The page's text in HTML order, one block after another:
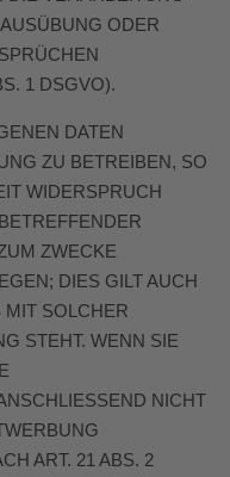
ODER
1 DSGVO).
DATEN
ZU BETREIBEN, SO
WIDERSPRUCH
ZWECKE
DIES GILT AUCH
MIT SOLCHER
STEHT. WENN SIE
NICHT
ART. 21 ABS. 2